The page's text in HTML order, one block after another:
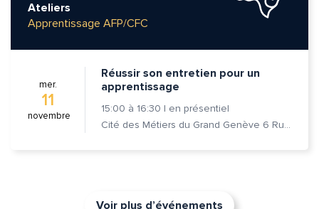
Ateliers
Apprentissage AFP/CFC
mer.
11
novembre
Réussir son entretien pour un
apprentissage
15:00 à 16:30 | en présentiel
Cité des Métiers du Grand Genève 6 Rue Prévost-Martin 1205 Genève
Voir plus d’événements